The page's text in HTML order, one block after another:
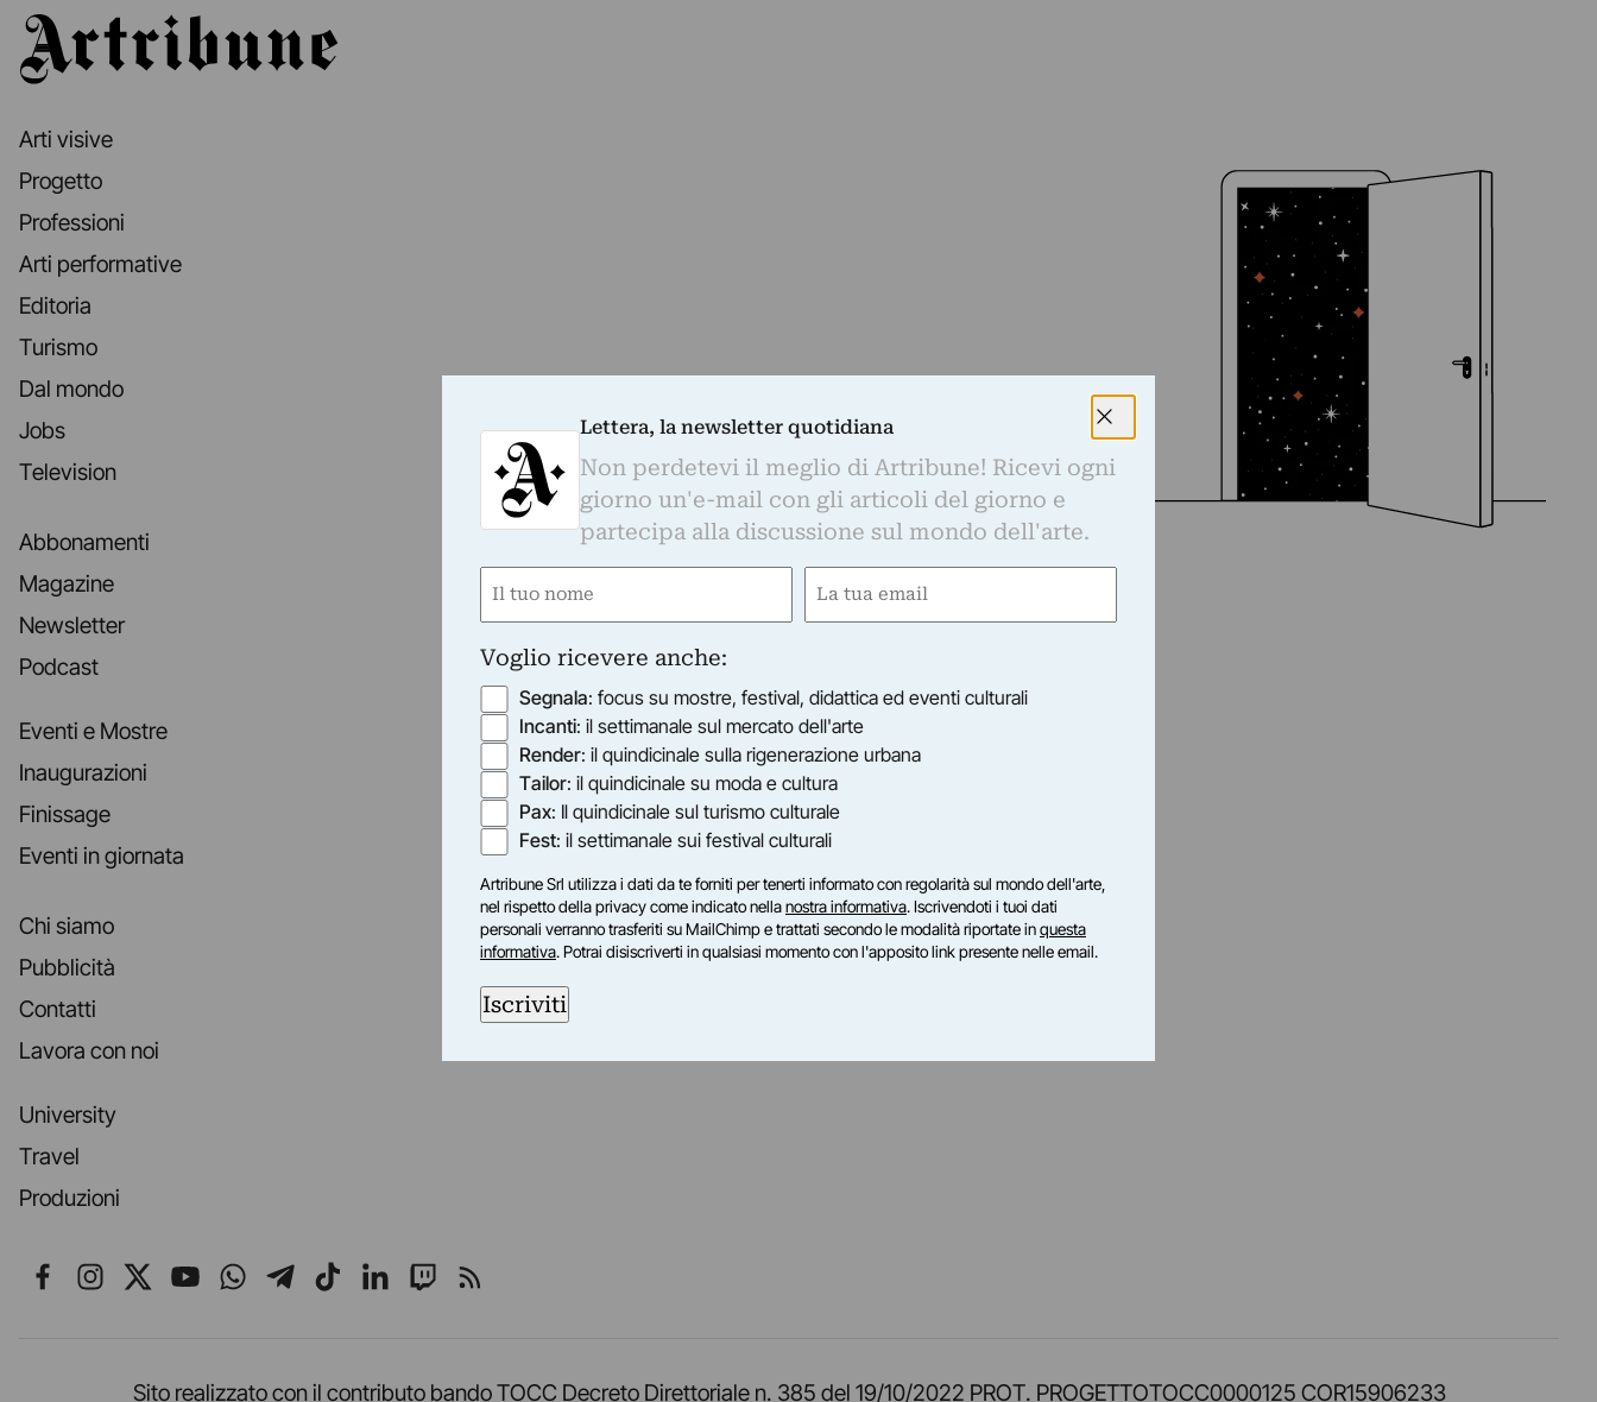
Artribune
Arti visive
Progetto
Professioni
Arti performative
Editoria
Turismo
Dal mondo
Jobs
Television
Abbonamenti
Magazine
Newsletter
Podcast
Eventi e Mostre
Inaugurazioni
Finissage
Eventi in giornata
Chi siamo
Pubblicità
Contatti
Lavora con noi
University
Travel
Produzioni
Seguici su Facebook
Seguici su Instagram
Seguici su X
Seguici su YouTube
Seguici su WhatsApp
Seguici su Telegram
Seguici su TikTok
Seguici su LinkedIn
Seguici su Twitch
Seguici su Rss
Sito realizzato con il contributo bando TOCC Decreto Direttoriale n. 385 del 19/10/2022 PROT. PROGETTOTOCC0000125 COR15906233
Lettera, la newsletter quotidiana
Non perdetevi il meglio di Artribune! Ricevi ogni
giorno un'e-mail con gli articoli del giorno e
partecipa alla discussione sul mondo dell'arte.
Nome
Email
Voglio ricevere anche:
Segnala: focus su mostre, festival, didattica ed eventi culturali
Incanti: il settimanale sul mercato dell'arte
Render: il quindicinale sulla rigenerazione urbana
Tailor: il quindicinale su moda e cultura
Pax: Il quindicinale sul turismo culturale
Fest: il settimanale sui festival culturali
Artribune Srl utilizza i dati da te forniti per tenerti informato con regolarità sul mondo dell'arte,
nel rispetto della privacy come indicato nellanostra informativa. Iscrivendoti i tuoi dati
personali verranno trasferiti su MailChimp e trattati secondo le modalità riportate inquesta
informativa. Potrai disiscriverti in qualsiasi momento con l'apposito link presente nelle email.
Iscriviti